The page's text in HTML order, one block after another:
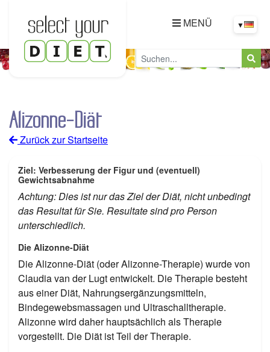
MENÜ ▼
Alizonne-Diät
Zurück zur Startseite
Ziel: Verbesserung der Figur und (eventuell)
Gewichtsabnahme
Achtung: Dies ist nur das Ziel der Diät, nicht unbedingt
das Resultat für Sie. Resultate sind pro Person
unterschiedlich.
Die Alizonne-Diät
Die Alizonne-Diät (oder Alizonne-Therapie) wurde von
Claudia van der Lugt entwickelt. Die Therapie besteht
aus einer Diät, Nahrungsergänzungsmitteln,
Bindegewebsmassagen und Ultraschalltherapie.
Alizonne wird daher hauptsächlich als Therapie
vorgestellt. Die Diät ist Teil der Therapie.